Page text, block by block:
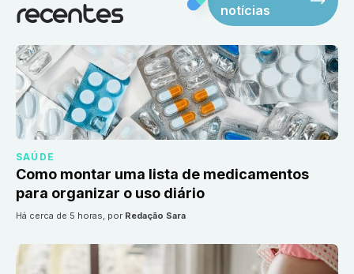
recentes
notícias
SAÚDE
Como montar uma lista de medicamentos
para organizar o uso diário
há cerca de 5 horas, por Redação Sara